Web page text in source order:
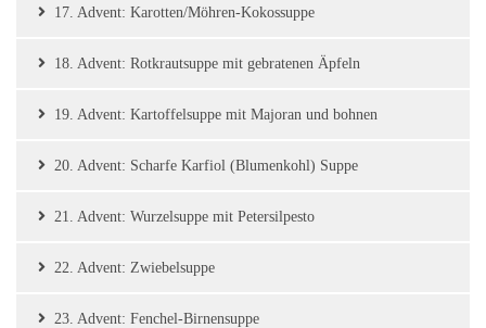
17. Advent: Karotten/Möhren-Kokossuppe
18. Advent: Rotkrautsuppe mit gebratenen Äpfeln
19. Advent: Kartoffelsuppe mit Majoran und bohnen
20. Advent: Scharfe Karfiol (Blumenkohl) Suppe
21. Advent: Wurzelsuppe mit Petersilpesto
22. Advent: Zwiebelsuppe
23. Advent: Fenchel-Birnensuppe